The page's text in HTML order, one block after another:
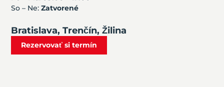
So – Ne:Zatvorené
Bratislava, Trenčín, Žilina
Rezervovať si termín